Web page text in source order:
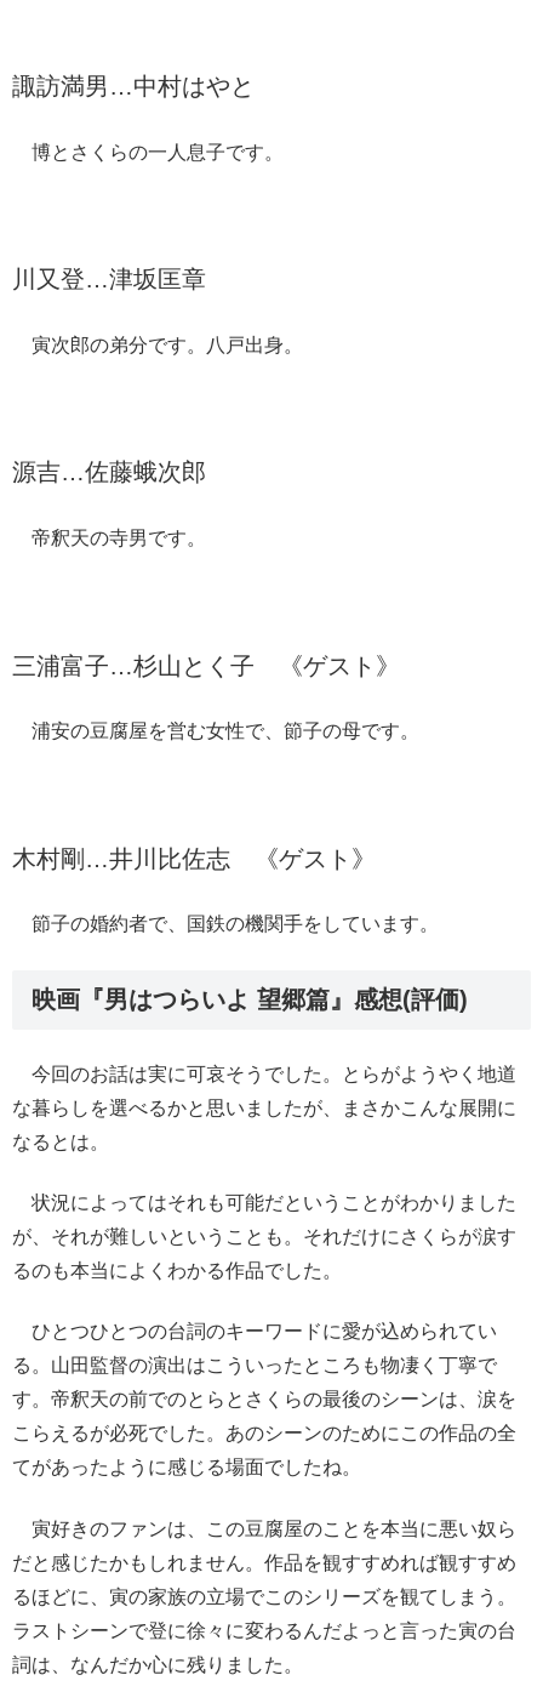
諏訪満男…中村はやと
博とさくらの一人息子です。
川又登…津坂匡章
寅次郎の弟分です。八戸出身。
源吉…佐藤蛾次郎
帝釈天の寺男です。
三浦富子…杉山とく子 《ゲスト》
浦安の豆腐屋を営む女性で、節子の母です。
木村剛…井川比佐志 《ゲスト》
節子の婚約者で、国鉄の機関手をしています。
映画『男はつらいよ 望郷篇』感想(評価)
今回のお話は実に可哀そうでした。とらがようやく地道
な暮らしを選べるかと思いましたが、まさかこんな展開に
なるとは。
状況によってはそれも可能だということがわかりました
が、それが難しいということも。それだけにさくらが涙す
るのも本当によくわかる作品でした。
ひとつひとつの台詞のキーワードに愛が込められてい
る。山田監督の演出はこういったところも物凄く丁寧で
す。帝釈天の前でのとらとさくらの最後のシーンは、涙を
こらえるが必死でした。あのシーンのためにこの作品の全
てがあったように感じる場面でしたね。
寅好きのファンは、この豆腐屋のことを本当に悪い奴ら
だと感じたかもしれません。作品を観すすめれば観すすめ
るほどに、寅の家族の立場でこのシリーズを観てしまう。
ラストシーンで登に徐々に変わるんだよっと言った寅の台
詞は、なんだか心に残りました。